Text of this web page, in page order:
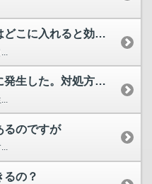
食器を入れた後、専用洗剤はどこに入れると効果的に洗えるの？
洗剤を使用したら泡が多量に発生した。対処方法は？
るのですが
の？